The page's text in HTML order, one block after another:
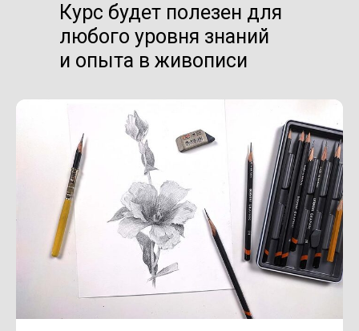
Курс будет полезен для
любого уровня знаний
и опыта в живописи